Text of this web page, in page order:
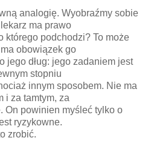
analogię. Wyobraźmy sobie
ma prawo
którego podchodzi? To może
obowiązek go
jego dług: jego zadaniem jest
stopniu
innym sposobem. Nie ma
i za tamtym, za
On powinien myśleć tylko o
ryzykowne.
zrobić.